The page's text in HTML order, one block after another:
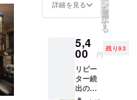
でで
す。 低
cafe&b
ar華美
住所：
大阪府
大阪市
北区中
崎１丁
ニュー
は変更
ありま
す。 ※
こちら
のチ
ケット
の有効
糖質の
パフェ
人気の
商品で
す！ 糖
質制限
にこだ
わって
糖質で
状況に
よって
ニュー
は変更
となる
には、
り離せ
ない材
料で
す。
「ダイ
エット
させて
いただ
きま
糖質
cafe&b
ar華美
住所：
大阪府
大阪市
詳細を見る ン
を
選
択
す
る
5,4
00 円
残り93
リピー
ター続
出の
「低糖